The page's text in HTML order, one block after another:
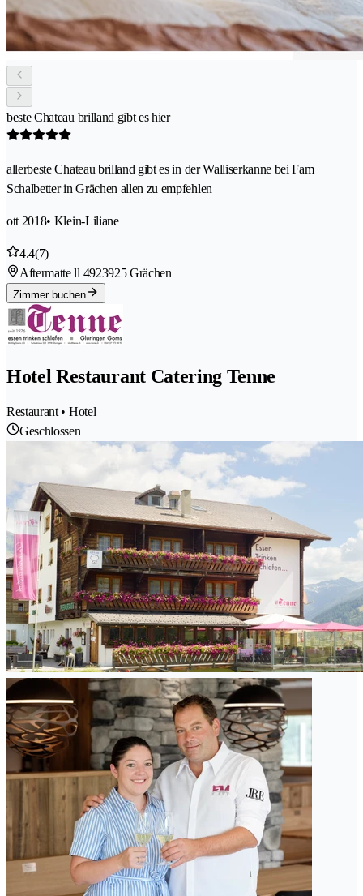
beste Chateau brilland gibt es hier
allerbeste Chateau brilland gibt es in der Walliserkanne bei Fam
Schalbetter in Grächen allen zu empfehlen
ott 2018• Klein-Liliane
4.4(7)
Aftermatte ll 4923925 Grächen
Zimmer buchen
Hotel Restaurant Catering Tenne
Restaurant • Hotel
Geschlossen